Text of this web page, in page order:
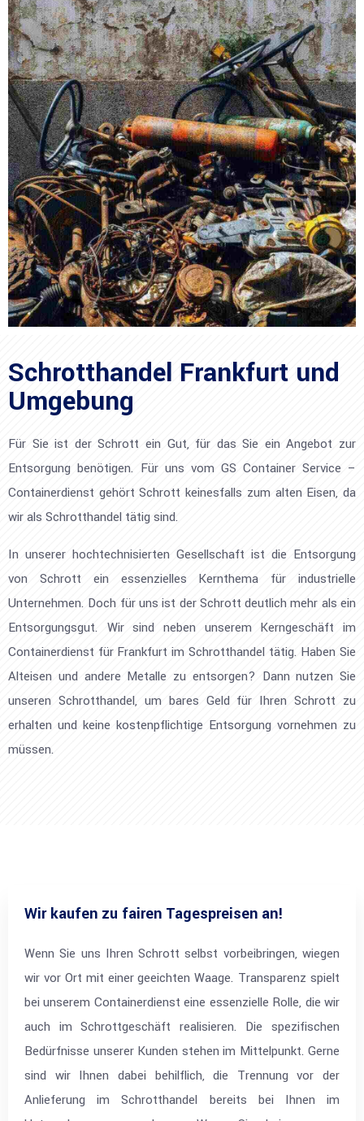
Schrotthandel Frankfurt und
Umgebung
Für Sie ist der Schrott ein Gut, für das Sie ein Angebot zur
Entsorgung benötigen. Für uns vom GS Container Service –
Containerdienst gehört Schrott keinesfalls zum alten Eisen, da
wir als Schrotthandel tätig sind.
In unserer hochtechnisierten Gesellschaft ist die Entsorgung
von Schrott ein essenzielles Kernthema für industrielle
Unternehmen. Doch für uns ist der Schrott deutlich mehr als ein
Entsorgungsgut. Wir sind neben unserem Kerngeschäft im
Containerdienst für Frankfurt im Schrotthandel tätig. Haben Sie
Alteisen und andere Metalle zu entsorgen? Dann nutzen Sie
unseren Schrotthandel, um bares Geld für Ihren Schrott zu
erhalten und keine kostenpflichtige Entsorgung vornehmen zu
müssen.
Wir kaufen zu fairen Tagespreisen an!
Wenn Sie uns Ihren Schrott selbst vorbeibringen, wiegen
wir vor Ort mit einer geeichten Waage. Transparenz spielt
bei unserem Containerdienst eine essenzielle Rolle, die wir
auch im Schrottgeschäft realisieren. Die spezifischen
Bedürfnisse unserer Kunden stehen im Mittelpunkt. Gerne
sind wir Ihnen dabei behilflich, die Trennung vor der
Anlieferung im Schrotthandel bereits bei Ihnen im